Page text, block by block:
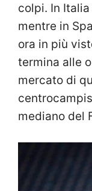
colpi. In
mentre in
ora in più
termina alle
mercato di
mediano del